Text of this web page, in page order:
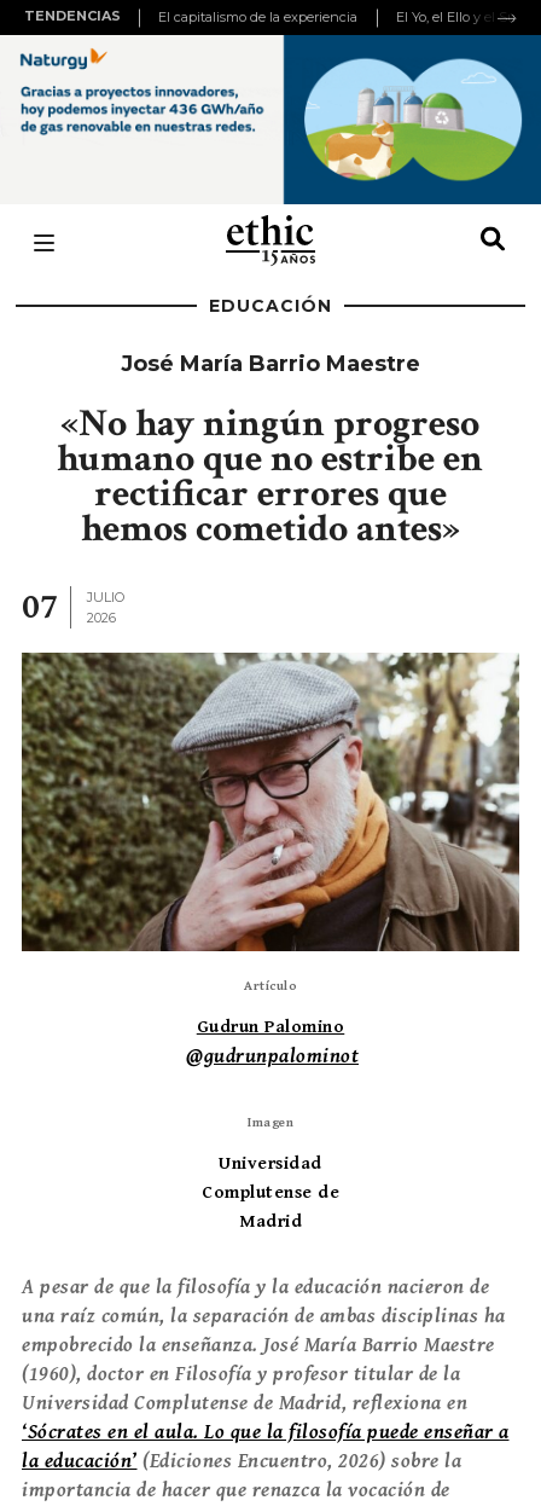
TENDENCIAS El capitalismo de la experiencia El Yo, el Ello y el
EDUCACIÓN
José María Barrio Maestre
«No hay ningún progreso
humano que no estribe en
rectificar errores que
hemos cometido antes»
07
JULIO
2026
Artículo
Gudrun Palomino
@gudrunpalominot
Imagen
Universidad
Complutense de
Madrid
A pesar de que la filosofía y la educación nacieron de
una raíz común, la separación de ambas disciplinas ha
empobrecido la enseñanza. José María Barrio Maestre
(1960), doctor en Filosofía y profesor titular de la
Universidad Complutense de Madrid, reflexiona en
‘Sócrates en el aula. Lo que la filosofía puede enseñar a
la educación’ (Ediciones Encuentro, 2026) sobre la
importancia de hacer que renazca la vocación de